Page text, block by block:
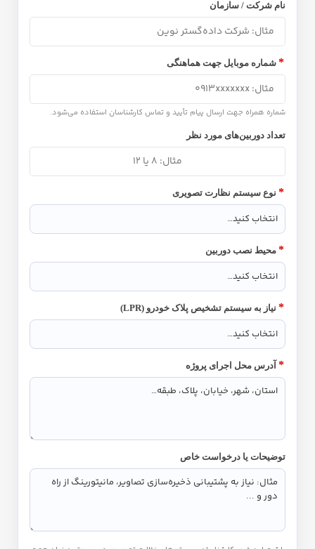
نام شرکت / سازمان
* شماره موبایل جهت هماهنگی
شماره همراه جهت ارسال پیام تأیید و تماس کارشناسان استفاده می‌شود.
تعداد دوربین‌های مورد نظر
* نوع سیستم نظارت تصویری
* محیط نصب دوربین
* نیاز به سیستم تشخیص پلاک خودرو (LPR)
* آدرس محل اجرای پروژه
توضیحات یا درخواست خاص